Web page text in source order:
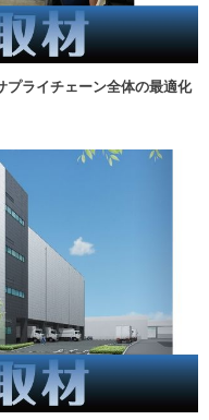
プライチェーン全体の最適化